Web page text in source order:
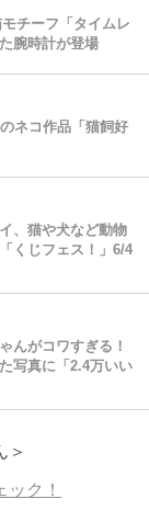
チーフ「タイムレ
腕時計が登場
ネコ作品「猫飼好
、猫や犬など動物
くじフェス！」6/4
んがコワすぎる！
写真に「2.4万いい
＞
ク！